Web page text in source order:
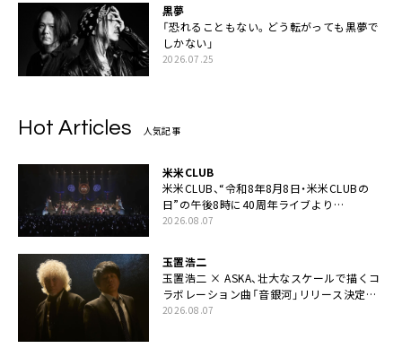
黒夢
「恐れることもない。どう転がっても黒夢で
しかない」
2026.07.25
Hot Articles 人気記事
米米CLUB
米米CLUB、“令和8年8月8日・米米CLUBの
日”の午後8時に40周年ライブより
「FANtachy medley」を88年限定公開
2026.08.07
玉置浩二
玉置浩二 × ASKA、壮大なスケールで描くコ
ラボレーション曲「音銀河」リリース決定。
カップリングには新曲「命の宿り」収録も
2026.08.07